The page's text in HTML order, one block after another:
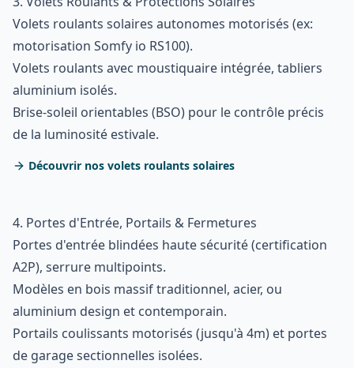
Volets roulants solaires autonomes motorisés (ex:
motorisation Somfy io RS100).
Volets roulants avec moustiquaire intégrée, tabliers
aluminium isolés.
Brise-soleil orientables (BSO) pour le contrôle précis
de la luminosité estivale.
Découvrir nos volets roulants solaires
4. Portes d'Entrée, Portails & Fermetures
Portes d'entrée blindées haute sécurité (certification
A2P), serrure multipoints.
Modèles en bois massif traditionnel, acier, ou
aluminium design et contemporain.
Portails coulissants motorisés (jusqu'à 4m) et portes
de garage sectionnelles isolées.